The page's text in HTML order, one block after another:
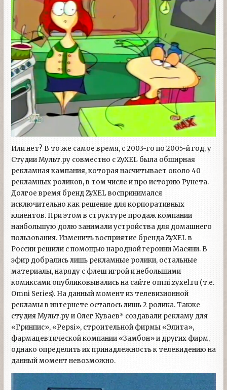
Или нет? В то же самое время, с 2003-го по 2005-й год, у
Студии Мульт.ру совместно с ZyXEL была обширная
рекламная кампания, которая насчитывает около 40
рекламных роликов, в том числе и про историю Рунета.
Долгое время бренд ZyXEL воспринимался
исключительно как решение для корпоративных
клиентов. При этом в структуре продаж компании
наибольшую долю занимали устройства для домашнего
пользования. Изменить восприятие бренда ZyXEL в
России решили с помощью народной героини Масяни. В
эфир добрались лишь рекламные ролики, остальные
материалы, наряду с флеш игрой и небольшими
комиксами опубликовывались на сайте omni.zyxel.ru (т.е.
Omni Series). На данный момент из телевизионной
рекламы в интернете осталось лишь 2 ролика. Также
студия Мульт.ру и Олег Куваев* создавали рекламу для
«Гринпис», «Pepsi», строительной фирмы «Элита»,
фармацевтической компании «Замбон» и других фирм,
однако определить их принадлежность к телевидению на
данный момент невозможно.